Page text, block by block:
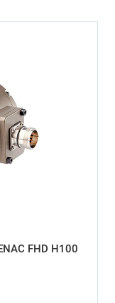
FHD H100